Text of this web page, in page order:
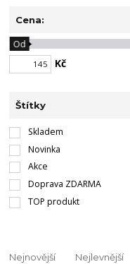
Cena:
Kč
Od
Štítky
Skladem
Novinka
Akce
Doprava ZDARMA
TOP produkt
Nejnovější Nejlevnější